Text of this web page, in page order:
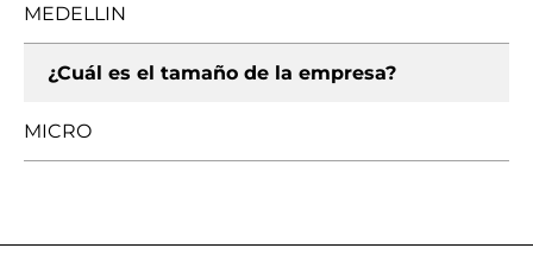
MEDELLIN
¿Cuál es el tamaño de la empresa?
MICRO